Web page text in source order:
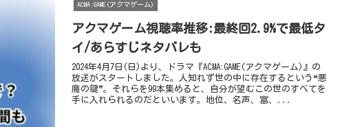
ACMA:GAME(アクマゲーム)
アクマゲーム視聴率推移:最終回2.9%で最低タ
イ/あらすじネタバレも
2024年4月7日(日)より、ドラマ『ACMA:GAME(アクマゲーム)』の
放送がスタートしました。人知れず世の中に存在するという❝悪
魔の鍵❞。それらを99本集めると、自分が望むこの世のすべてを
手に入れられるのだといいます。地位、名声、富、...